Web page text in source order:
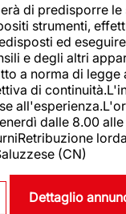
di predisporre
strumenti,
ed
e degli altri
a norma di legge
di
dalle 8.00 alle
(CN)
Dettaglio